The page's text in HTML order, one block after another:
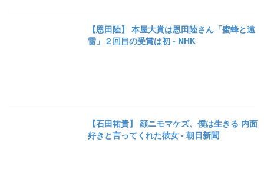
【恩田陸】 本屋大賞は恩田陸さん「蜜蜂と遠
雷」２回目の受賞は初 - NHK
【石田祐貴】 顔ニモマケズ、僕は生きる 内面
好きと言ってくれた彼女 - 朝日新聞